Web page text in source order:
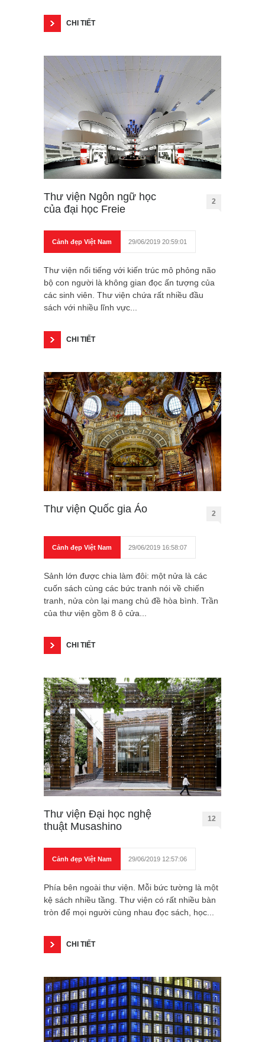
CHI TIẾT
Thư viện Ngôn ngữ học
của đại học Freie
2
Cảnh đẹp Việt Nam 29/06/2019 20:59:01
Thư viện nổi tiếng với kiến trúc mô phỏng não
bộ con người là không gian đọc ấn tượng của
các sinh viên. Thư viện chứa rất nhiều đầu
sách với nhiều lĩnh vực...
CHI TIẾT
Thư viện Quốc gia Áo 2
Cảnh đẹp Việt Nam 29/06/2019 16:58:07
Sảnh lớn được chia làm đôi: một nửa là các
cuốn sách cùng các bức tranh nói về chiến
tranh, nửa còn lại mang chủ đề hòa bình. Trần
của thư viện gồm 8 ô cửa...
CHI TIẾT
Thư viện Đại học nghệ
thuật Musashino
12
Cảnh đẹp Việt Nam 29/06/2019 12:57:06
Phía bên ngoài thư viện. Mỗi bức tường là một
kệ sách nhiều tầng. Thư viện có rất nhiều bàn
tròn để mọi người cùng nhau đọc sách, học...
CHI TIẾT